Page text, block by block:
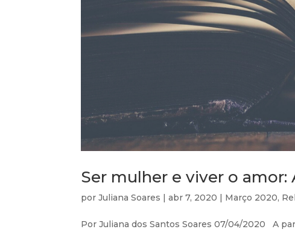
Ser mulher e viver o
porJuliana Soares |abr 7, 2020 | Março 2020,
Por Juliana dos Santos Soares 07/04/2020 A